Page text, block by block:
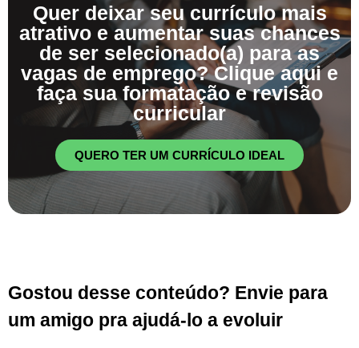
Quer deixar seu currículo mais
atrativo e aumentar suas chances
de ser selecionado(a) para as
vagas de emprego? Clique aqui e
faça sua formatação e revisão
curricular
QUERO TER UM CURRÍCULO IDEAL
Gostou desse conteúdo? Envie para
um amigo pra ajudá-lo a evoluir